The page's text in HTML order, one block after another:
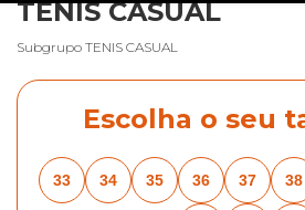
TENIS CASUAL
Subgrupo TENIS CASUAL
Escolha o seu
33 34 35 36 37 38